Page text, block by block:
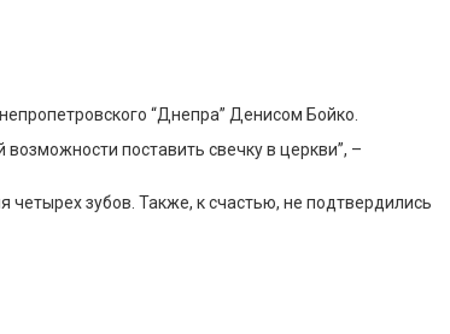
“Днепра” Денисом Бойко.
поставить свечку в церкви”, –
четырех зубов. Также, к счастью, не подтвердились